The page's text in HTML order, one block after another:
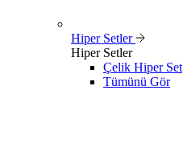
Hiper Setler
Hiper Setler
Çelik Hiper Set
Tümünü Gör